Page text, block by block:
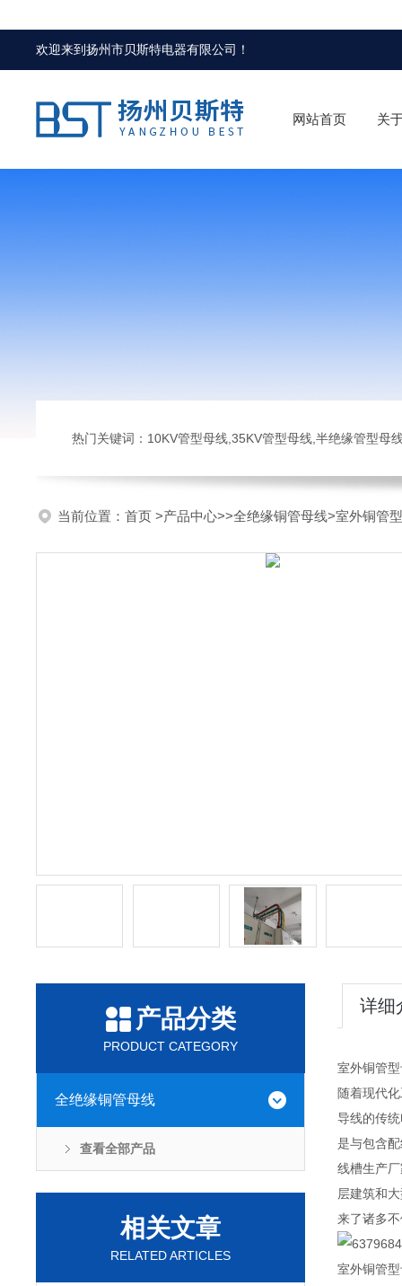
欢迎来到扬州市贝斯特电器有限公司 ！
网站首页 关
热门关键词：10KV管型母线,35KV管型母线,半绝缘管型母
当前位置： 首页 >产品中心>>全绝缘铜管母线>室外铜管
产品分类
PRODUCT CATEGORY
全绝缘铜管母线
查看全部产品
相关文章
RELATED ARTICLES
详细
室外铜管
随着现代
导线的传
是与包含
线槽生产
层建筑和
来了诸多
室外铜管